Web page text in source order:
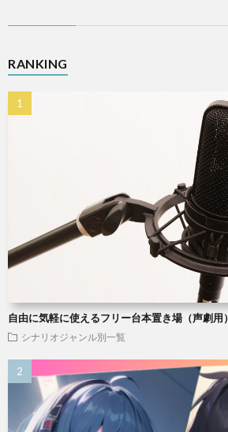
RANKING
自由に気軽に使えるフリー台本置き場（声劇用）
シナリオジャンル別一覧